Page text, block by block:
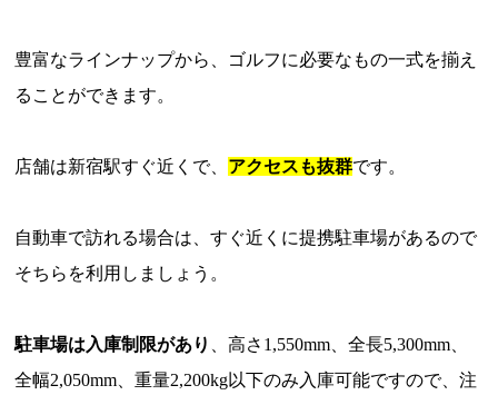
豊富なラインナップから、ゴルフに必要なもの一式を揃え
ることができます。
店舗は新宿駅すぐ近くで、 アクセスも抜群です。
自動車で訪れる場合は、すぐ近くに提携駐車場があるので
そちらを利用しましょう。
駐車場は入庫制限があり
、高さ1,550mm、全長5,300mm、
全幅2,050mm、重量2,200kg以下のみ入庫可能ですので、注